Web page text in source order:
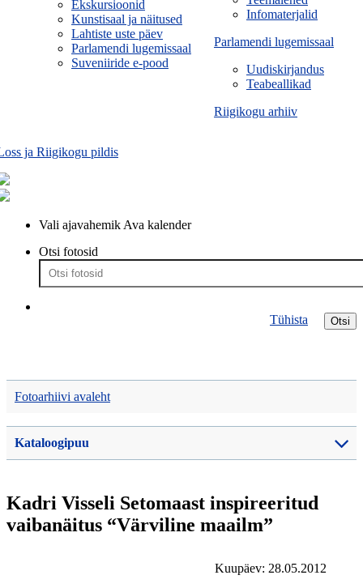
Infomaterjalid
Parlamendi lugemissaal
Uudiskirjandus
Teabeallikad
Riigikogu arhiiv
Ekskursioonid
Kunstisaal ja näitused
Lahtiste uste päev
Parlamendi lugemissaal
Suveniiride e-pood
ja Riigikogu pildis
Vali ajavahemik Ava kalender
Otsi fotosid
Otsi
Tühista
Fotoarhiivi avaleht
Kataloogipuu
Kadri Visseli Setomaast inspireeritud
vaibanäitus “Värviline maailm”
Kuupäev: 28.05.2012